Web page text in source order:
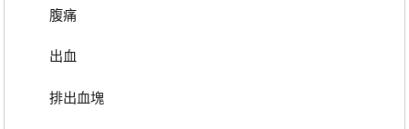
腹痛
出血
排出血塊